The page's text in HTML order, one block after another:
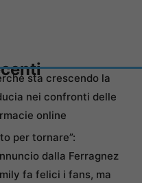
sta crescendo la
nei confronti delle
online
per tornare”:
dalla Ferragnez
fa felici i fans, ma